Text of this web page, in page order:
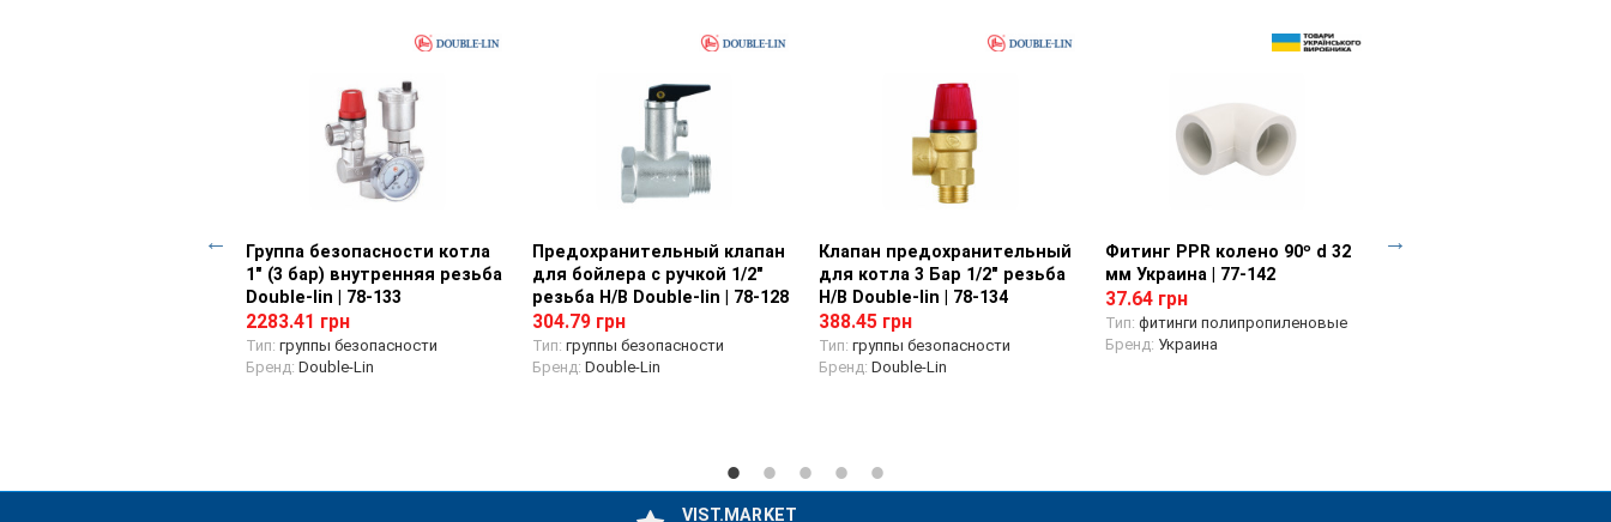
Просмотр товара
Группа безопасности котла
1" (3 бар) внутренняя резьба
Double-lin | 78-133
2283.41 грн
Тип: группы безопасности
Бренд: Double-Lin
Просмотр товара
Предохранительный клапан
для бойлера с ручкой 1/2"
резьба Н/В Double-lin | 78-128
304.79 грн
Тип: группы безопасности
Бренд: Double-Lin
Просмотр товара
Клапан предохранительный
для котла 3 Бар 1/2" резьба
Н/В Double-lin | 78-134
388.45 грн
Тип: группы безопасности
Бренд: Double-Lin
Просмотр товара
Фитинг PPR колено 90º d 32
мм Украина | 77-142
37.64 грн
Тип: фитинги полипропиленовые
Бренд: Украина
Фитинг PPR колено 90º
VIST.MARKET